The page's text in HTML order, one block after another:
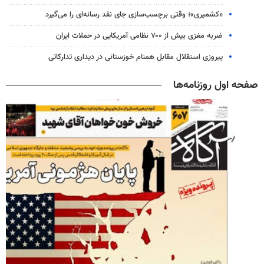
«کشمیری»؛ وقتی برچسب‌سازی جای نقد رسانه‌ای را می‌گیرد
ضربه مغزی بیش از ۷۰۰ نظامی آمریکایی در حملات ایران
پیروزی استقلال مقابل همنام خوزستانی در دیداری تدارکاتی
صفحه اول روزنامه‌ها